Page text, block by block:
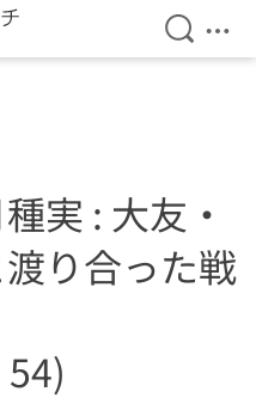
検索を
メ
実 : 大友・
り合った戦